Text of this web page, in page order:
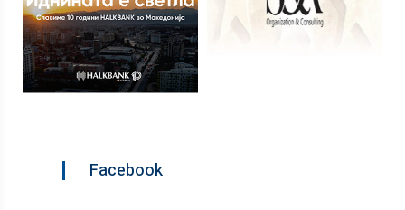
Facebook